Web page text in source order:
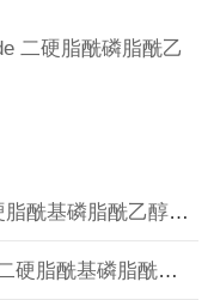
二硬脂酰磷脂酰乙
上一篇 : DSPE-SE-SE-MPEG 二硬脂酰基磷脂酰乙醇胺-双硒键-甲氧基聚乙二醇
下一篇 : DSPE-SE-SE-PEG-NH2 二硬脂酰基磷脂酰乙醇胺-双硒键-聚乙二醇-氨基